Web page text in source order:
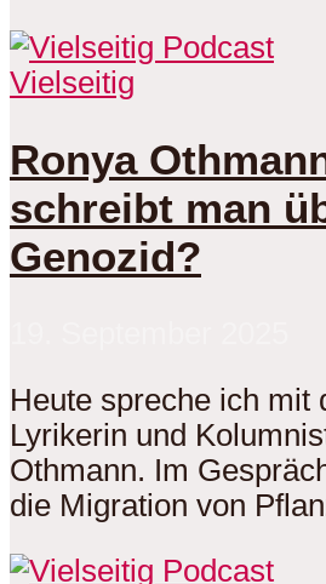
Vielseitig
Ronya
schreibt man
Genozid?
Heute spreche ich mit
Lyrikerin und
Othmann. Im
die Migration von